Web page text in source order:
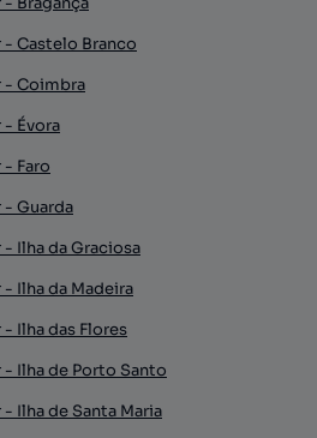
Castelo Branco
- Coimbra
Évora
Faro
Guarda
Ilha da Graciosa
Ilha da Madeira
Ilha das Flores
Ilha de Porto Santo
Ilha de Santa Maria